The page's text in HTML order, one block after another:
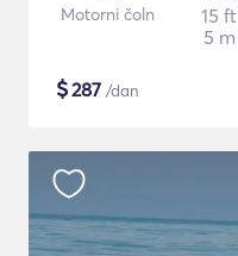
Motorni čoln
15 ft
5 m
$287 /dan